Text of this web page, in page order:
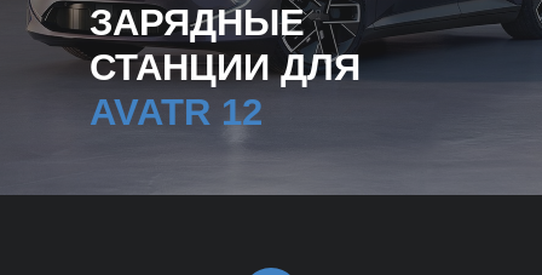
ЗАРЯДНЫЕ
СТАНЦИИ ДЛЯ
AVATR 12